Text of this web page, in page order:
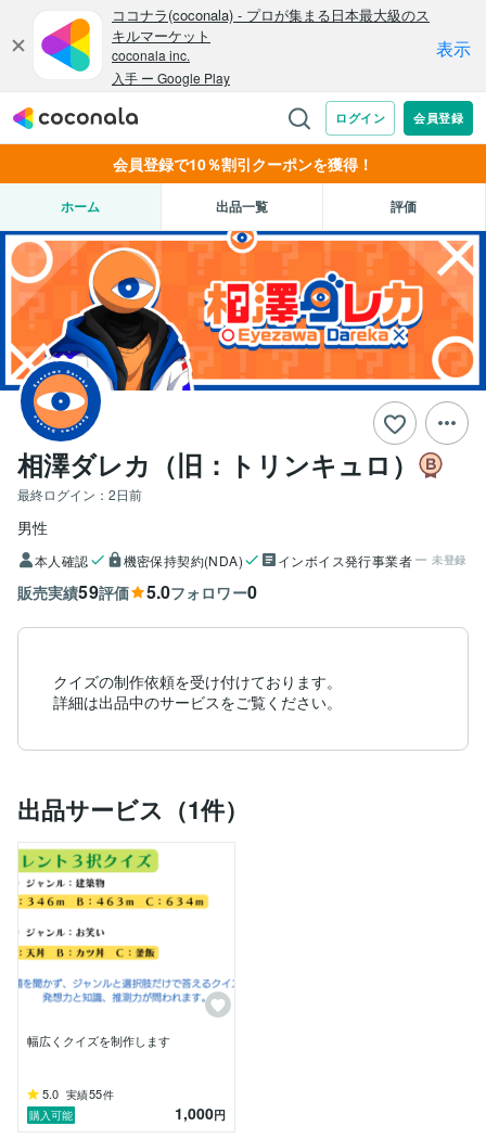
会員登録で10％割引クーポンを獲得！
ホーム 出品一覧 評価
相澤ダレカ（旧：トリンキュロ）
最終ログイン： 2日前
男性
本人確認 機密保持契約(NDA) インボイス発行事業者 未登録
販売実績59評価 5.0フォロワー0
クイズの制作依頼を受け付けております。
詳細は出品中のサービスをご覧ください。
出品サービス（1件）
幅広くクイズを制作します
5.0 実績55件
購入可能
1,000円